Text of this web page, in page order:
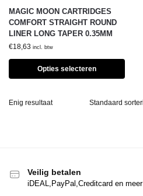
MAGIC MOON CARTRIDGES
COMFORT STRAIGHT ROUND
LINER LONG TAPER 0.35MM
€18,63 incl. btw
Opties selecteren
Enig resultaat
Veilig betalen
iDEAL,PayPal,Creditcard en meer